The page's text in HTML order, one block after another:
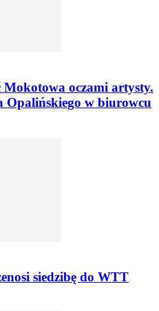
Mokotowa oczami artysty.
Opalińskiego w biurowcu
siedzibę do WTT